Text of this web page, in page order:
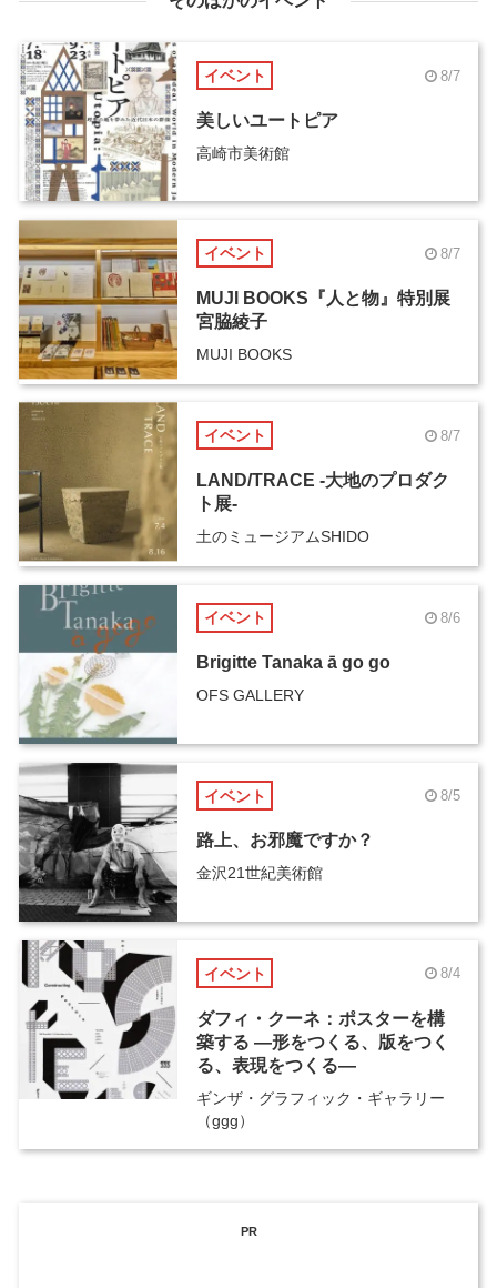
イベント 8/7
美しいユートピア
高崎市美術館
イベント 8/7
MUJI BOOKS『人と物』特別展
宮脇綾子
MUJI BOOKS
イベント 8/7
LAND/TRACE -大地のプロダク
ト展-
土のミュージアムSHIDO
イベント 8/6
Brigitte Tanaka ā go go
OFS GALLERY
イベント 8/5
路上、お邪魔ですか？
金沢21世紀美術館
イベント 8/4
ダフィ・クーネ：ポスターを構
築する ―形をつくる、版をつく
る、表現をつくる―
ギンザ・グラフィック・ギャラリー
（ggg）
PR